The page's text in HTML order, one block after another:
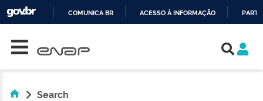
COMUNICA BR ACESSO À INFORMAÇÃO
Search